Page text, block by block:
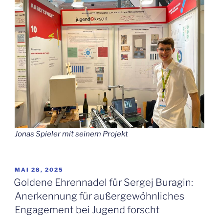
Jonas Spieler mit seinem Projekt
VERÖFFENTLICHT
AM
MAI 28, 2025
Goldene Ehrennadel für Sergej Buragin:
Anerkennung für außergewöhnliches
Engagement bei Jugend forscht